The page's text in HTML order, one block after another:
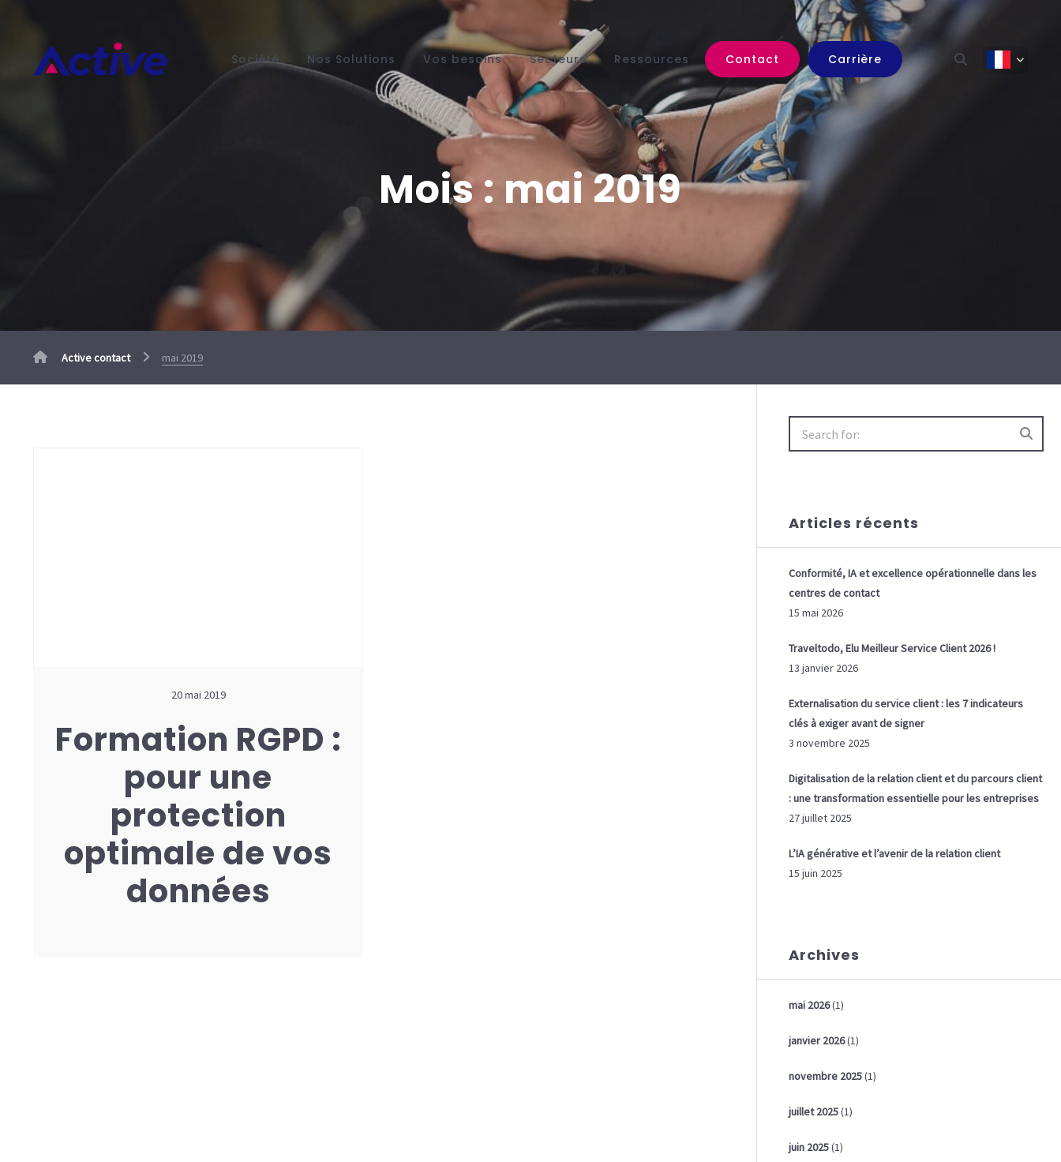
Société Nos Solutions Vos besoins Secteurs Ressources Contact Carrière
Mois : mai 2019
Active contact mai 2019
20 mai 2019
Formation RGPD :
pour une
protection
optimale de vos
données
Articles récents
Conformité, IA et excellence opérationnelle dans les
centres de contact
15 mai 2026
Traveltodo, Elu Meilleur Service Client 2026 !
13 janvier 2026
Externalisation du service client : les 7 indicateurs
clés à exiger avant de signer
3 novembre 2025
Digitalisation de la relation client et du parcours client
: une transformation essentielle pour les entreprises
27 juillet 2025
L’IA générative et l’avenir de la relation client
15 juin 2025
Archives
mai 2026(1)
janvier 2026(1)
novembre 2025(1)
juillet 2025(1)
juin 2025(1)